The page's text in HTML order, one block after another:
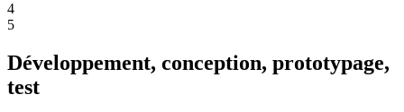
4
5
Développement, conception, prototypage,
test